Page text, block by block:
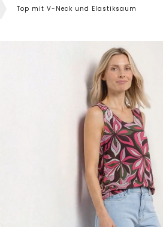
Top mit V-Neck und Elastiksaum